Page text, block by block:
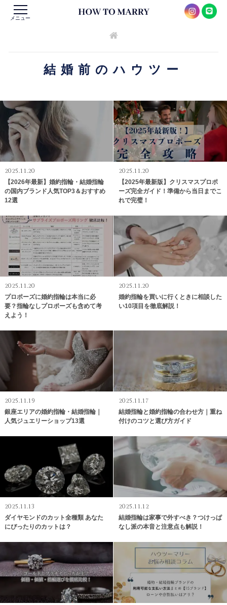
メニュー
結婚前のハウツー
2025.11.20
【2026年最新】婚約指輪・結婚指輪
の国内ブランド人気TOP3＆おすすめ
12選
2025.11.20
【2025年最新版】クリスマスプロポ
ーズ完全ガイド！準備から当日までこ
れで完璧！
2025.11.20
プロポーズに婚約指輪は本当に必
要？指輪なしプロポーズも含めて考
えよう！
2025.11.20
婚約指輪を買いに行くときに相談した
い10項目を徹底解説！
2025.11.19
銀座エリアの婚約指輪・結婚指輪｜
人気ジュエリーショップ13選
2025.11.17
結婚指輪と婚約指輪の合わせ方｜重ね
付けのコツと選び方ガイド
2025.11.13
ダイヤモンドのカット全種類 あなた
にぴったりのカットは？
2025.11.12
結婚指輪は家事で外すべき？つけっぱ
なし派の本音と注意点も解説！